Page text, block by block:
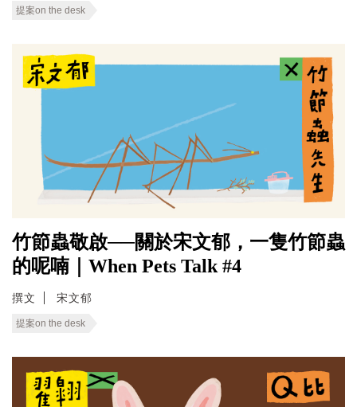
提案on the desk
竹節蟲敬啟──關於宋文郁，一隻竹節蟲
的呢喃｜When Pets Talk #4
撰文 宋文郁
提案on the desk